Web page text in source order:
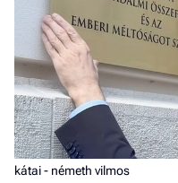
kátai - németh vilmos